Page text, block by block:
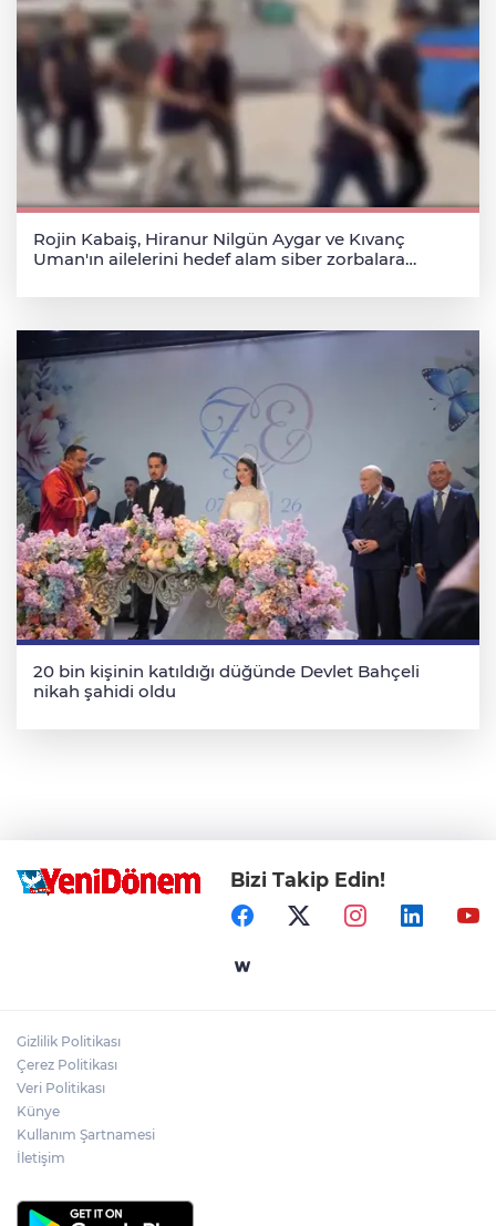
Rojin Kabaiş, Hiranur Nilgün Aygar ve Kıvanç
Uman'ın ailelerini hedef alam siber zorbalara
20 bin kişinin katıldığı düğünde Devlet Bahçeli
nikah şahidi oldu
Bizi Takip Edin!
Gizlilik Politikası
Çerez Politikası
Veri Politikası
Künye
Kullanım Şartnamesi
İletişim